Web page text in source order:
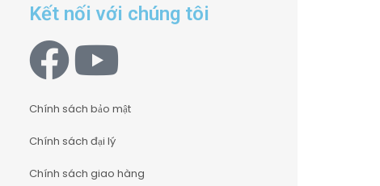
Kết nối với chúng tôi
Chính sách bảo mật
Chính sách đại lý
Chính sách giao hàng